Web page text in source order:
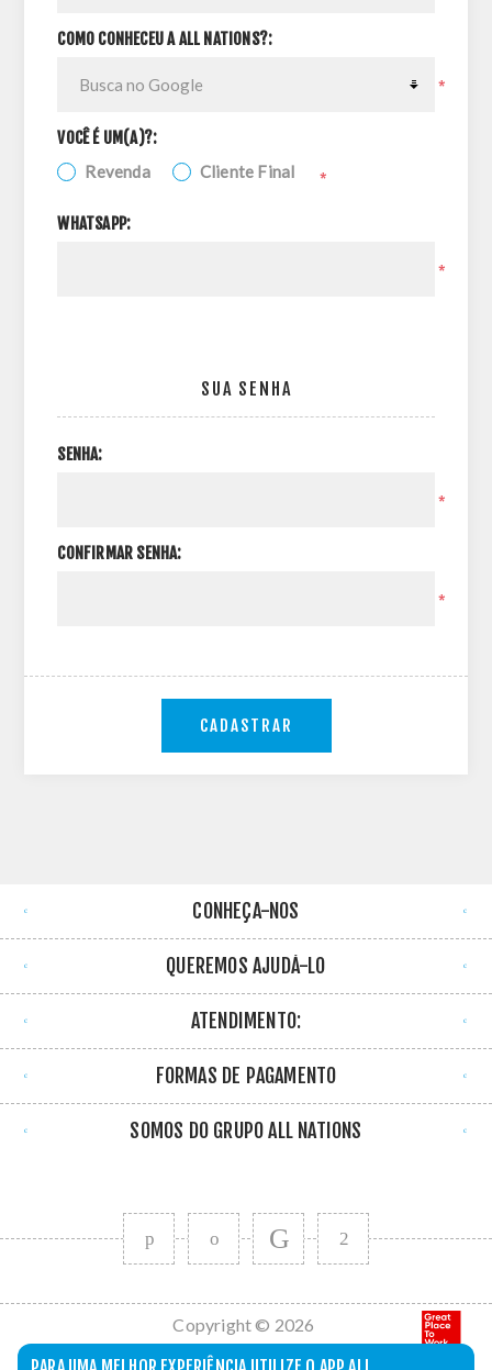
COMO CONHECEU A ALL NATIONS?:
*
VOCÊ É UM(A)?:
Revenda Cliente Final *
WHATSAPP:
*
SUA SENHA
SENHA:
*
CONFIRMAR SENHA:
*
CADASTRAR
CONHEÇA-NOS
QUEREMOS AJUDÁ-LO
ATENDIMENTO:
FORMAS DE PAGAMENTO
SOMOS DO GRUPO ALL NATIONS
Copyright © 2026
All Nations. Todos